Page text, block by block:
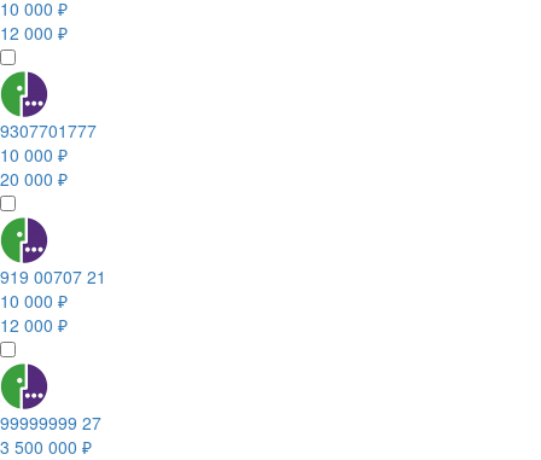
10 000 ₽
12 000 ₽
9307701777
10 000 ₽
20 000 ₽
919 00707 21
10 000 ₽
12 000 ₽
99999999 27
3 500 000 ₽